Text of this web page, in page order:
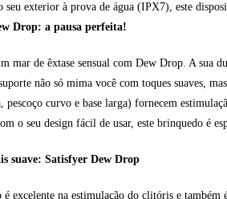
seu exterior à prova de água (IPX7), este
Drop: a pausa perfeita!
mar de êxtase sensual com Dew Drop. A sua
não só mima você com toques suaves,
pescoço curvo e base larga) fornecem
o seu design fácil de usar, este brinquedo é
suave: Satisfyer Dew Drop
excelente na estimulação do clitóris e também